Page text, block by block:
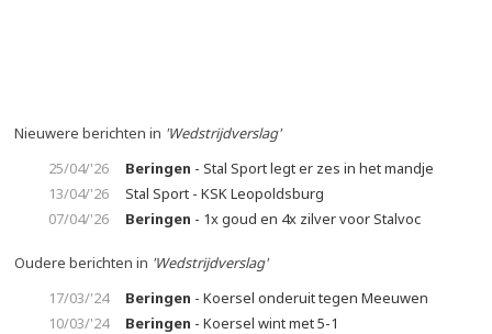
Nieuwere berichten in 'Wedstrijdverslag'
25/04/'26
Beringen - Stal Sport legt er zes in het mandje
13/04/'26
Stal Sport - KSK Leopoldsburg
07/04/'26
Beringen - 1x goud en 4x zilver voor Stalvoc
Oudere berichten in 'Wedstrijdverslag'
17/03/'24
Beringen - Koersel onderuit tegen Meeuwen
10/03/'24
Beringen - Koersel wint met 5-1